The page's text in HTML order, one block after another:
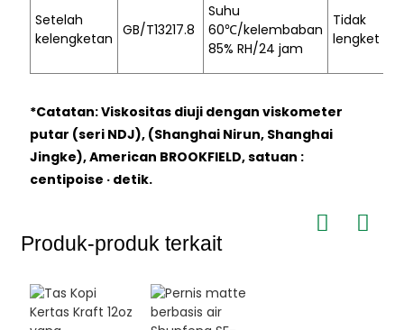
Setelah
kelengketan GB/T13217.8
Suhu
60℃/kelembaban
85% RH/24 jam
Tidak
lengket
*Catatan: Viskositas diuji dengan viskometer
putar (seri NDJ), (Shanghai Nirun, Shanghai
Jingke), American BROOKFIELD, satuan :
centipoise · detik.
Produk-produk terkait